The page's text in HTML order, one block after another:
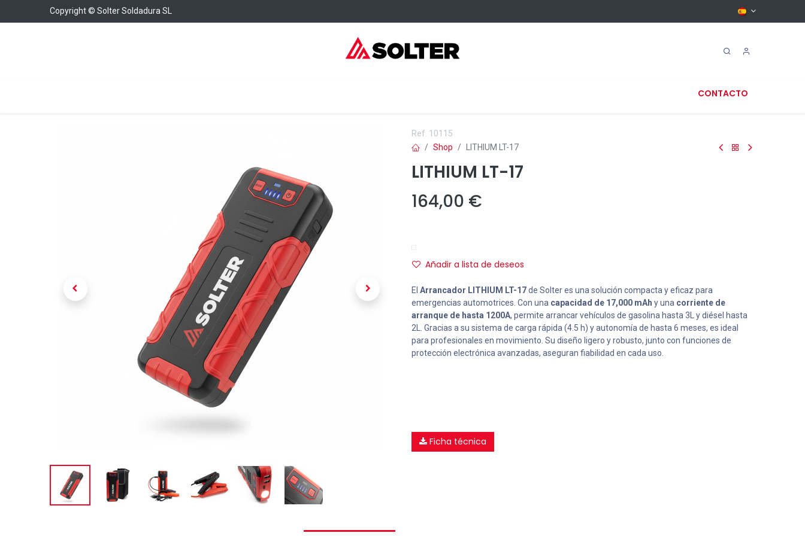
Copyright © Solter Soldadura SL
CONTACTO
Ref. 10115
Shop
LITHIUM LT-17
LITHIUM LT-17
164,00 €
Añadir a lista de deseos
El Arrancador LITHIUM LT-17de Solter es una solución compacta y eficaz para
emergencias automotrices. Con una capacidad de 17,000 mAh y una corriente de
arranque de hasta 1200A, permite arrancar vehículos de gasolina hasta 3L y diésel hasta
2L. Gracias a su sistema de carga rápida (4.5 h) y autonomía de hasta 6 meses, es ideal
para profesionales en movimiento. Su diseño ligero y robusto, junto con funciones de
protección electrónica avanzadas, aseguran fiabilidad en cada uso.
Ficha técnica